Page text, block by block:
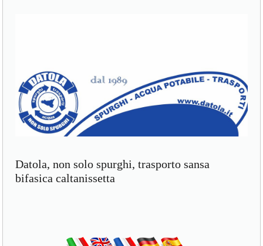
Datola, non solo spurghi, trasporto sansa
bifasica caltanissetta